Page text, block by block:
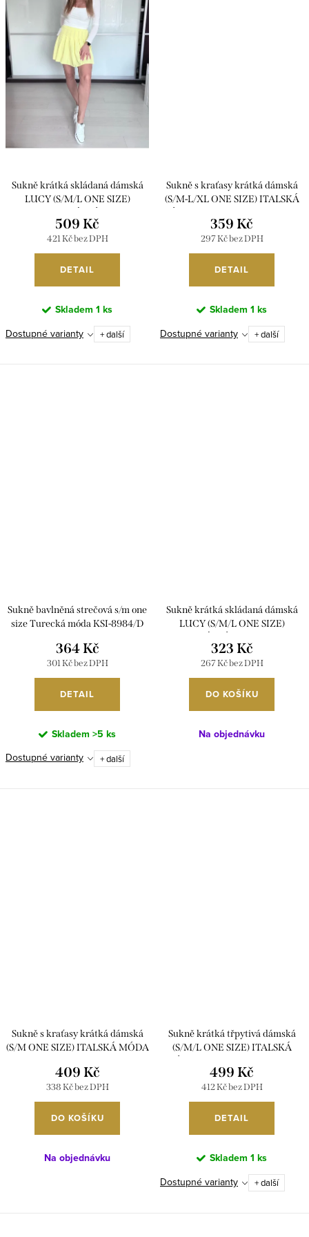
Sukně krátká skládaná dámská
LUCY (S/M/L ONE SIZE)
IMD26015/DUR
421 Kč bez DPH
509 Kč
DETAIL
Skladem 1 ks
Dostupné varianty + další
Sukně s kraťasy krátká dámská
(S/M-L/XL ONE SIZE) ITALSKÁ
297 Kč bez DPH
359 Kč
DETAIL
Skladem 1 ks
Dostupné varianty + další
Sukně bavlněná strečová s/m one
size Turecká móda KSI-8984/D
301 Kč bez DPH
364 Kč
DETAIL
Skladem >5 ks
Dostupné varianty + další
Sukně krátká skládaná dámská
LUCY (S/M/L ONE SIZE)
267 Kč bez DPH
323 Kč
DO KOŠÍKU
Na objednávku
Sukně s kraťasy krátká dámská
(S/M ONE SIZE) ITALSKÁ MÓDA
338 Kč bez DPH
409 Kč
DO KOŠÍKU
Na objednávku
Sukně krátká třpytivá dámská
(S/M/L ONE SIZE) ITALSKÁ
412 Kč bez DPH
499 Kč
DETAIL
Skladem 1 ks
Dostupné varianty + další